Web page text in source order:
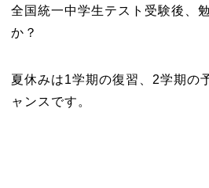
全国統一中学生テスト受験後、
か？
夏休みは1学期の復習、2学期の
ャンスです。